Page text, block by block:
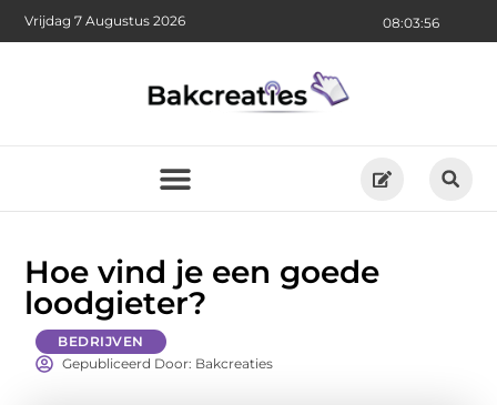
08:03:57
Vrijdag 7 Augustus 2026
Hoe vind je een goede
loodgieter?
BEDRIJVEN
Gepubliceerd Door: Bakcreaties